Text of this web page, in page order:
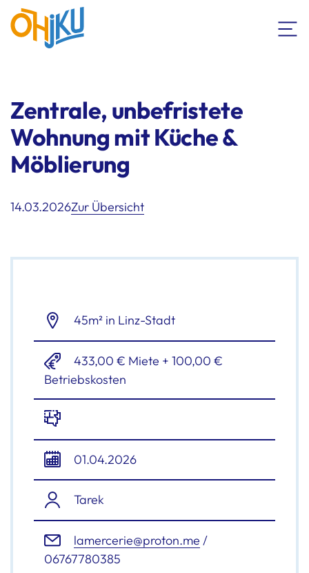
Zentrale, unbefristete
Wohnung mit Küche &
Möblierung
14.03.2026Zur Übersicht
45m² in Linz-Stadt
433,00 € Miete + 100,00 €
Betriebskosten
01.04.2026
Tarek
lamercerie@proton.me /
06767780385